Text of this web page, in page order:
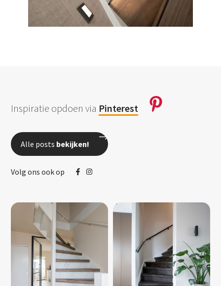
Inspiratie opdoen via Pinterest
Alle posts bekijken!
Volg ons ook op